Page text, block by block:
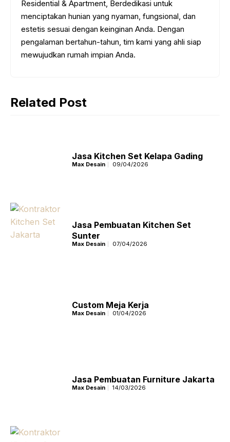
Residential & Apartment, Berdedikasi untuk
menciptakan hunian yang nyaman, fungsional, dan
estetis sesuai dengan keinginan Anda. Dengan
pengalaman bertahun-tahun, tim kami yang ahli siap
mewujudkan rumah impian Anda.
Related Post
Jasa Kitchen Set Kelapa Gading
Max Desain 09/04/2026
Jasa Pembuatan Kitchen Set
Sunter
Max Desain 07/04/2026
Custom Meja Kerja
Max Desain 01/04/2026
Jasa Pembuatan Furniture Jakarta
Max Desain 14/03/2026